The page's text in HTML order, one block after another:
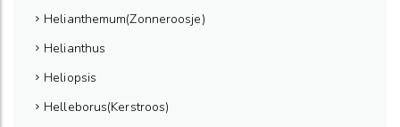
Helianthemum(Zonneroosje)
Helianthus
Heliopsis
Helleborus(Kerstroos)